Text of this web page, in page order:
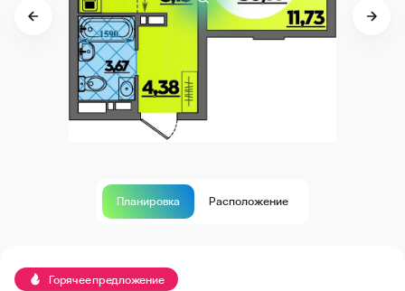
Планировка Расположение
Горячее предложение